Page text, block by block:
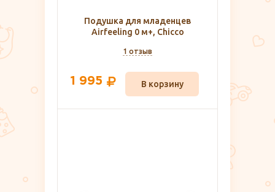
Подушка для младенцев
Airfeeling 0 м+, Chicco
1 отзыв
1 995 В корзину